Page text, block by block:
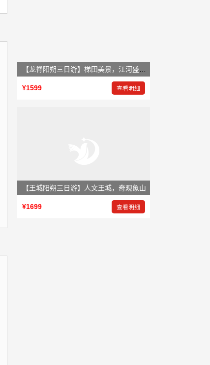
查看明细
¥1599
【王城阳朔三日游】人文王城，奇观象山
查看明细
¥1699